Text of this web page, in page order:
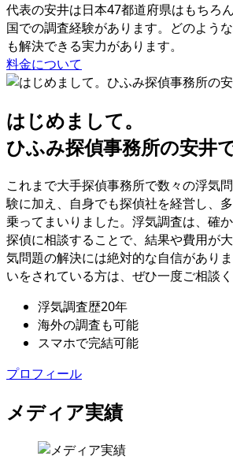
代表の安井は⽇本47都道府県はもちろ
国での調査経験があります。 どのよう
も解決できる実⼒があります。
料金について
はじめまして。
ひふみ探偵事務所の安井
これまで大手探偵事務所で数々の浮気
験に加え 、 自身でも探偵社を経営し、
乗ってまいりました。 浮気調査は、 確
探偵に相談することで、 結果や費用が
気問題の解決には絶対的な自信があり
いをされている方は、 ぜひ一度ご相談
浮気調査歴20年
海外の調査も可能
スマホで完結可能
プロフィール
メディア実績